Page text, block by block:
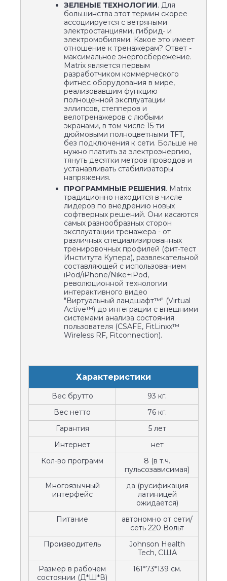
ЗЕЛЕНЫЕ ТЕХНОЛОГИИ. Для
большинства этот термин скорее
ассоциируется с ветряными
электростанциями, гибрид- и
электромобилями. Какое это имеет
отношение к тренажерам? Ответ -
максимальное энергосбережение.
Matrix является первым
разработчиком коммерческого
фитнес оборудования в мире,
реализовавшим функцию
полноценной эксплуатации
эллипсов, степперов и
велотренажеров с любыми
экранами, в том числе 15-ти
дюймовыми полноцветными TFT,
без подключения к сети. Больше не
нужно платить за электроэнергию,
тянуть десятки метров проводов и
устанавливать стабилизаторы
напряжения.
ПРОГРАММНЫЕ РЕШЕНИЯ. Matrix
традиционно находится в числе
лидеров по внедрению новых
софтверных решений. Они касаются
самых разнообразных сторон
эксплуатации тренажера - от
различных специализированных
тренировочных профилей (фит-тест
Института Купера), развлекательной
составляющей с использованием
iPod/iPhone/Nike+iPod,
революционной технологии
интерактивного видео
"Виртуальный ландшафт™" (Virtual
Active™) до интеграции с внешними
системами анализа состояния
пользователя (CSAFE, FitLinxx™
Wireless RF, Fitconnection).
Характеристики
Вес брутто
93 кг.
Вес нетто
76 кг.
Гарантия
5 лет
Интернет
нет
Кол-во программ
8 (в т.ч.
пульсозависимая)
Многоязычный
интерфейс
да (русификация
латиницей
ожидается)
Питание
автономно от сети/
сеть 220 Вольт
Производитель
Johnson Health
Tech, США
Размер в рабочем
состоянии (Д*Ш*В)
161*73*139 см.